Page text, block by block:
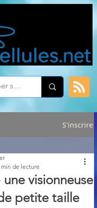
S'inscrire
visionneuse
petite taille
min de lecture